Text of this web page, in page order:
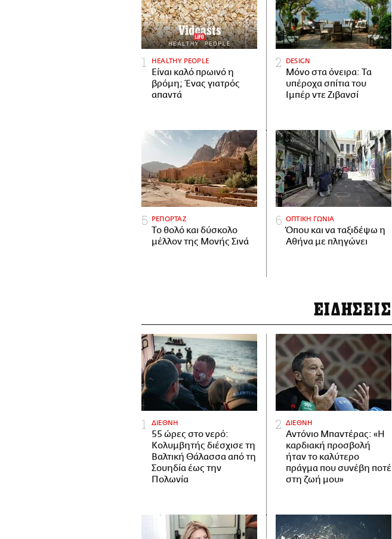
HEALTHY PEOPLE
Είναι καλό πρωινό η
βρόμη; Ένας γιατρός
απαντά
DESIGN
Μόνο στα όνειρα: Τα
υπέροχα σπίτια του
Ιμπέρ ντε Ζιβανσί
ΡΕΠΟΡΤΑΖ
Το θολό και δύσκολο
μέλλον της Μονής Σινά
ΟΠΤΙΚΗ ΓΩΝΙΑ
Όπου και να ταξιδέψω η
Αθήνα με πληγώνει
ΕΙΔΗΣΕΙΣ
ΔΙΕΘΝΗ
55 ώρες στο νερό:
Κολυμβητής διέσχισε τη
Βαλτική Θάλασσα από τη
Σουηδία έως την
Πολωνία
ΔΙΕΘΝΗ
Αντόνιο Μπαντέρας: «Η
καρδιακή προσβολή
ήταν το καλύτερο
πράγμα που συνέβη ποτέ
στη ζωή μου»